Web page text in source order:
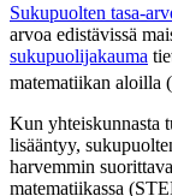
Sukupuolten tasa-
arvoa edistävissä
sukupuolijakauma
matematiikan aloilla
Kun yhteiskunnasta
lisääntyy,
harvemmin
matematiikassa